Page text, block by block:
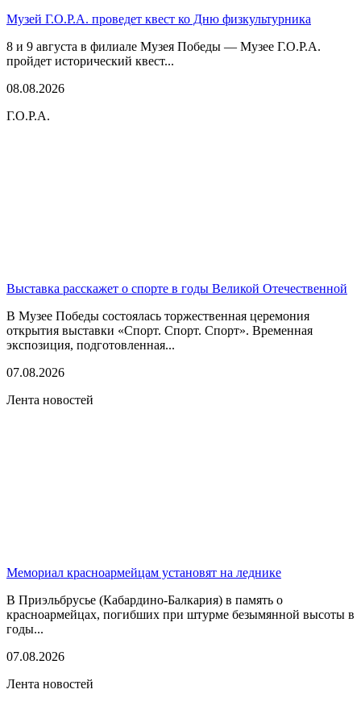
Музей Г.О.Р.А. проведет квест ко Дню физкультурника
8 и 9 августа в филиале Музея Победы — Музее Г.О.Р.А.
пройдет исторический квест...
08.08.2026
Г.О.Р.А.
Выставка расскажет о спорте в годы Великой Отечественной
В Музее Победы состоялась торжественная церемония
открытия выставки «Спорт. Спорт. Спорт». Временная
экспозиция, подготовленная...
07.08.2026
Лента новостей
Мемориал красноармейцам установят на леднике
В Приэльбрусье (Кабардино-Балкария) в память о
красноармейцах, погибших при штурме безымянной высоты в
годы...
07.08.2026
Лента новостей